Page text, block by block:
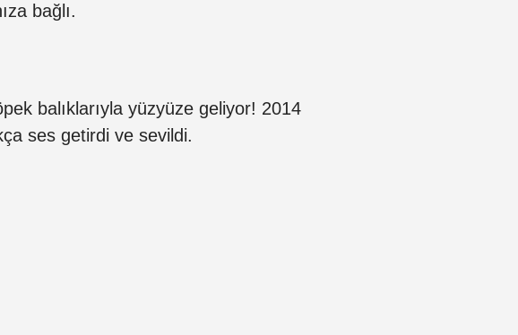
bağlı.
balıklarıyla yüzyüze geliyor! 2014
ses getirdi ve sevildi.